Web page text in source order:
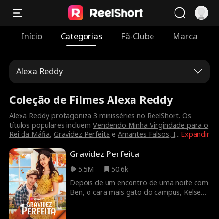
Início Categorias Fã-Clube Marca
Alexa Reddy
Coleção de Filmes Alexa Reddy
Expandir
Alexa Reddy protagoniza 3 minisséries no ReelShort. Os
títulos populares incluemVendendo Minha Virgindade para o
Rei da Máfia,Gravidez Perfeita eAmantes Falsos, I...
Gravidez Perfeita
5.5M
50.6k
Depois de um encontro de uma noite com
Ben, o cara mais gato do campus, Kelsey